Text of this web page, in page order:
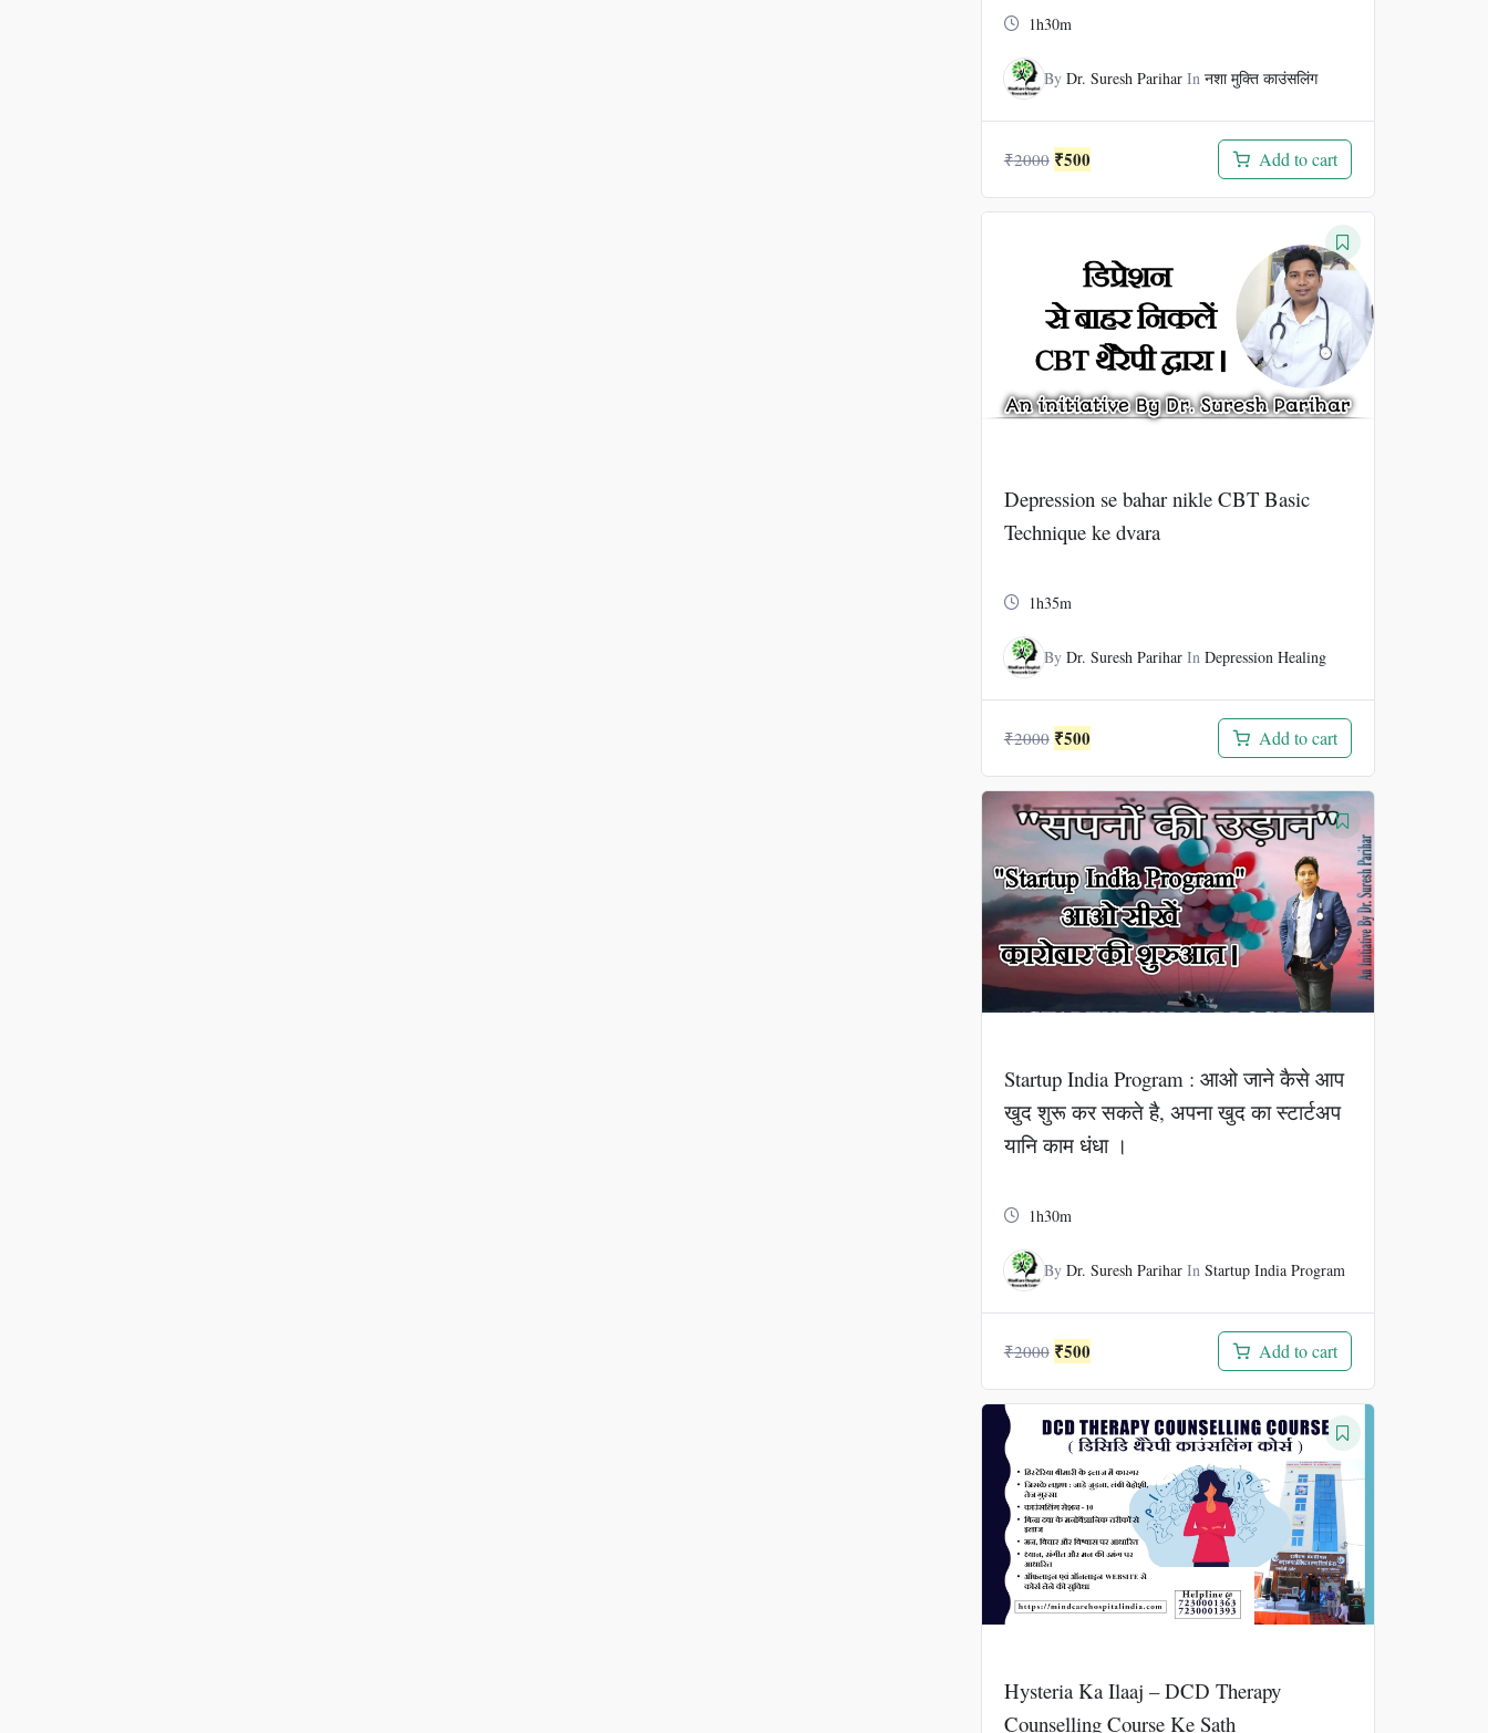
1h30m
By Dr. Suresh PariharIn नशा मुक्ति काउंसलिंग
₹2000 Original
was:
₹500Current
is:
Add to cart
Depression se bahar nikle CBT Basic
Technique ke dvara
1h35m
By Dr. Suresh PariharIn Depression Healing
₹2000 Original
was:
₹2000.
₹500Current
is:
₹500.
Add to cart
Startup India Program : आओ जाने कैसे आप
खुद शुरू कर सकते है, अपना खुद का स्टार्टअप
यानि काम धंधा ।
1h30m
By Dr. Suresh PariharIn Startup India Program
₹2000 Original
was:
₹2000.
₹500Current
is:
₹500.
Add to cart
Hysteria Ka Ilaaj – DCD Therapy
Counselling Course Ke Sath